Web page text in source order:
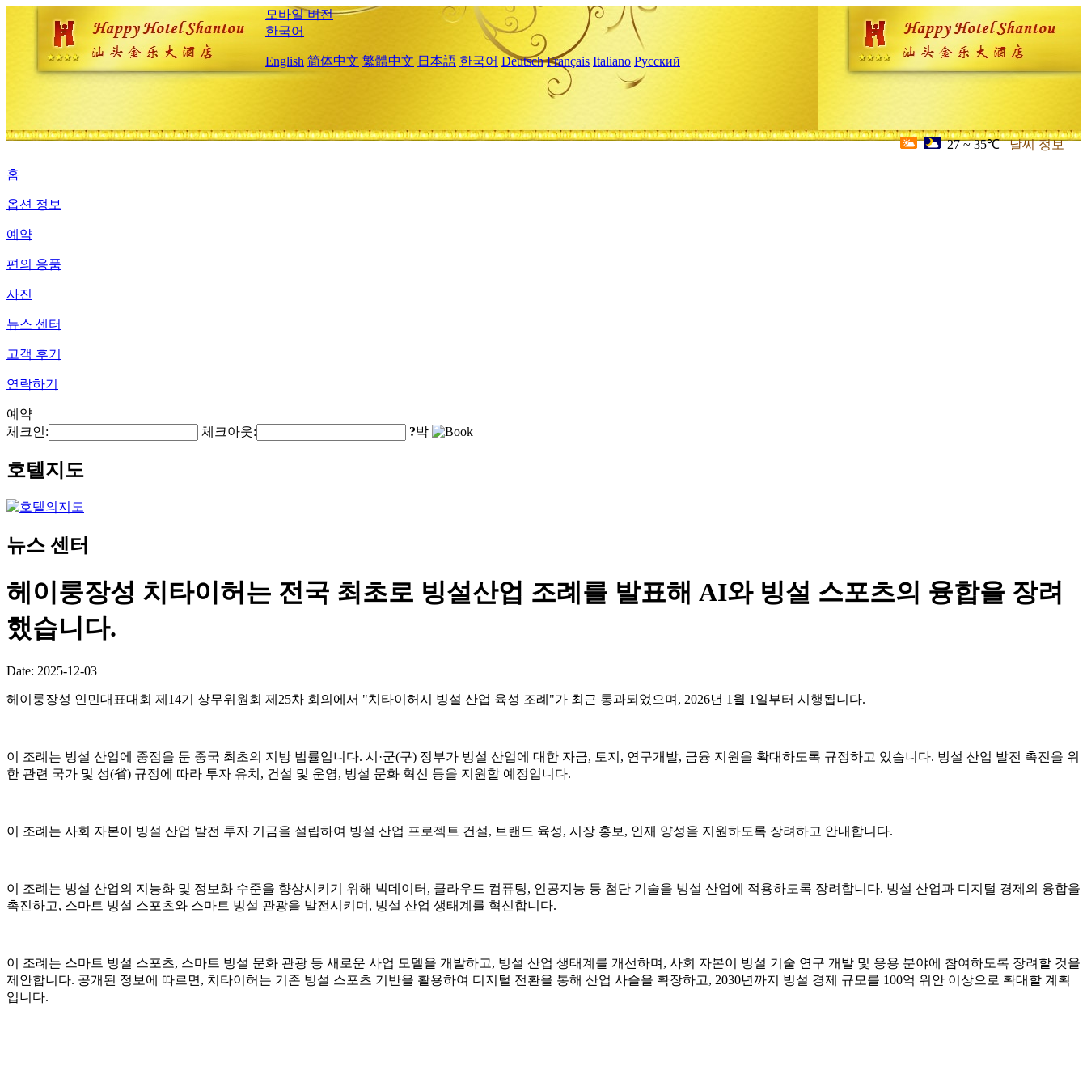
모바일 버전
한국어
English 简体中文 繁體中文 日本語 한국어 Deutsch Français Italiano Русский
27 ~ 35℃ 날씨 정보
홈
옵션 정보
예약
편의 용품
사진
뉴스 센터
고객 후기
연락하기
예약
체크인:
체크아웃: ?박
호텔지도
뉴스 센터
헤이룽장성 치타이허는 전국 최초로 빙설산업 조례를 발표해 AI와 빙설 스포츠의 융합을 장려
했습니다.
Date: 2025-12-03
헤이룽장성 인민대표대회 제14기 상무위원회 제25차 회의에서 "치타이허시 빙설 산업 육성 조례"가 최근 통과되었으며, 2026년 1월 1일부터 시행됩니다.
이 조례는 빙설 산업에 중점을 둔 중국 최초의 지방 법률입니다. 시·군(구) 정부가 빙설 산업에 대한 자금, 토지, 연구개발, 금융 지원을 확대하도록 규정하고 있습니다. 빙설 산업 발전 촉진을 위
한 관련 국가 및 성(省) 규정에 따라 투자 유치, 건설 및 운영, 빙설 문화 혁신 등을 지원할 예정입니다.
이 조례는 사회 자본이 빙설 산업 발전 투자 기금을 설립하여 빙설 산업 프로젝트 건설, 브랜드 육성, 시장 홍보, 인재 양성을 지원하도록 장려하고 안내합니다.
이 조례는 빙설 산업의 지능화 및 정보화 수준을 향상시키기 위해 빅데이터, 클라우드 컴퓨팅, 인공지능 등 첨단 기술을 빙설 산업에 적용하도록 장려합니다. 빙설 산업과 디지털 경제의 융합을
촉진하고, 스마트 빙설 스포츠와 스마트 빙설 관광을 발전시키며, 빙설 산업 생태계를 혁신합니다.
이 조례는 스마트 빙설 스포츠, 스마트 빙설 문화 관광 등 새로운 사업 모델을 개발하고, 빙설 산업 생태계를 개선하며, 사회 자본이 빙설 기술 연구 개발 및 응용 분야에 참여하도록 장려할 것을
제안합니다. 공개된 정보에 따르면, 치타이허는 기존 빙설 스포츠 기반을 활용하여 디지털 전환을 통해 산업 사슬을 확장하고, 2030년까지 빙설 경제 규모를 100억 위안 이상으로 확대할 계획
입니다.